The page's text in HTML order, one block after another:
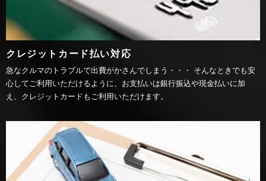
クレジットカード払い対応
急なクルマのトラブルで出費がかさんでしまう・・・ そんなときでも安
心してご利用いただけるように、お支払いは銀行振込や現金払いに加
え、クレジットカードもご利用いただけます。